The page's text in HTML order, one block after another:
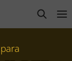
open